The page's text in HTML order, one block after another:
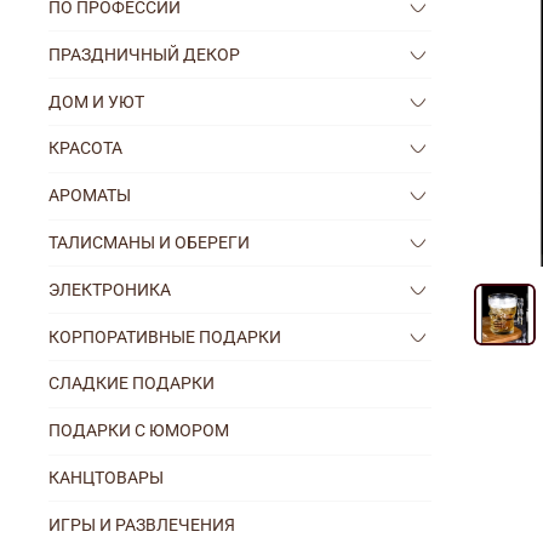
ПО ПРОФЕССИИ
ПРАЗДНИЧНЫЙ ДЕКОР
ДОМ И УЮТ
КРАСОТА
АРОМАТЫ
ТАЛИСМАНЫ И ОБЕРЕГИ
ЭЛЕКТРОНИКА
КОРПОРАТИВНЫЕ ПОДАРКИ
СЛАДКИЕ ПОДАРКИ
ПОДАРКИ С ЮМОРОМ
КАНЦТОВАРЫ
ИГРЫ И РАЗВЛЕЧЕНИЯ